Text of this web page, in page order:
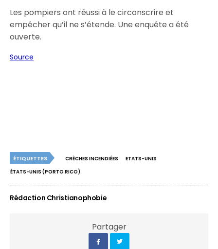
Les pompiers ont réussi à le circonscrire et
empêcher qu’il ne s’étende. Une enquête a été
ouverte.
Source
ÉTIQUETTES CRÈCHES INCENDIÉES
ETATS-UNIS
ÉTATS-UNIS (PORTO RICO)
Rédaction Christianophobie
Partager